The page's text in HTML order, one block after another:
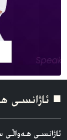
■ ئاژانسی
ئاژانسی